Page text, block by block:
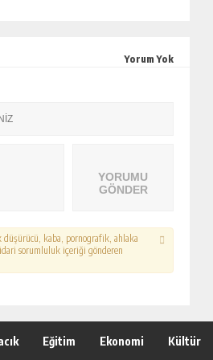
Yorum Yok
YORUMU
GÖNDER
düşürücü, kaba, pornografik, ahlaka
sorumluluk içeriği gönderen
Eğitim Ekonomi Kültür